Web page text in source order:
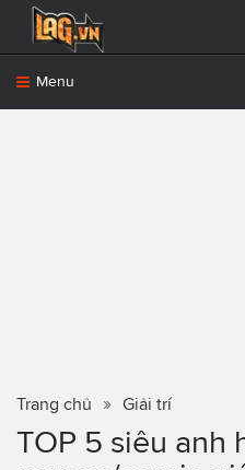
Menu
Trang chủ Giải trí
TOP 5 siêu anh